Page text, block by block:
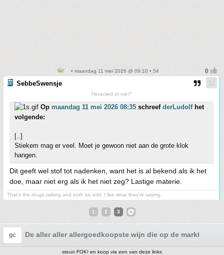
• maandag 11 mei 2026 @ 09:10 • 54
SebbeSwensje
Heraclied of niet?
Op maandag 11 mei 2026 08:35 schreef derLudolfhet
volgende:
[..]
Stiekem mag er veel. Moet je gewoon niet aan de grote klok
hangen.
Dit geeft wel stof tot nadenken, want het is al bekend als ik het
doe, maar niet erg als ik het niet zeg? Lastige materie.
That's the drugs talking and truth be told, I like what they're saying.
1 2 3
gc De aller aller allergoedkoopste wijn die op de markt is?
steun FOK! en koop via een van deze links